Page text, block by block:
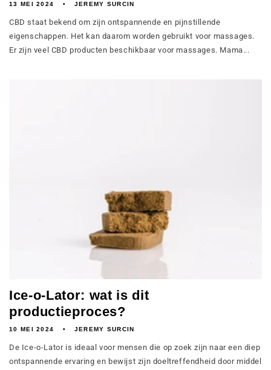
13 MEI 2024 JEREMY SURCIN
CBD staat bekend om zijn ontspannende en pijnstillende
eigenschappen. Het kan daarom worden gebruikt voor massages.
Er zijn veel CBD producten beschikbaar voor massages. Mama...
Ice-o-Lator: wat is dit
productieproces?
10 MEI 2024 JEREMY SURCIN
De Ice-o-Lator is ideaal voor mensen die op zoek zijn naar een diep
ontspannende ervaring en bewijst zijn doeltreffendheid door middel